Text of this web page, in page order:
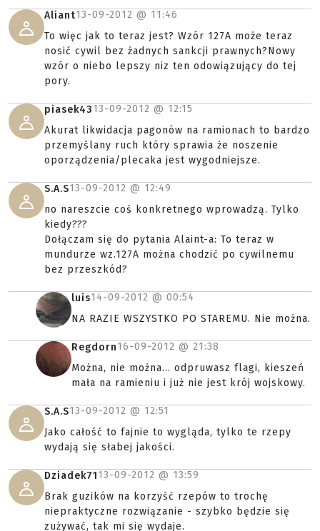
Aliant13-09-2012 @ 11:46
To więc jak to teraz jest? Wzór 127A może teraz
nosić cywil bez żadnych sankcji prawnych?Nowy
wzór o niebo lepszy niz ten odowiązujący do tej
pory.
piasek4313-09-2012 @ 12:15
Akurat likwidacja pagonów na ramionach to bardzo
przemyślany ruch który sprawia że noszenie
oporządzenia/plecaka jest wygodniejsze.
S.A.S13-09-2012 @ 12:49
no nareszcie coś konkretnego wprowadzą. Tylko
kiedy???
Dołączam się do pytania Alaint-a: To teraz w
mundurze wz.127A można chodzić po cywilnemu
bez przeszkód?
luis14-09-2012 @ 00:54
NA RAZIE WSZYSTKO PO STAREMU. Nie można.
Regdorn16-09-2012 @ 21:38
Można, nie można... odpruwasz flagi, kieszeń
mała na ramieniu i już nie jest krój wojskowy.
S.A.S13-09-2012 @ 12:51
Jako całość to fajnie to wygląda, tylko te rzepy
wydają się słabej jakości.
Dziadek7113-09-2012 @ 13:59
Brak guzików na korzyść rzepów to trochę
niepraktyczne rozwiązanie - szybko będzie się
zużywać, tak mi się wydaje.